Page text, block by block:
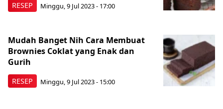
RESEP Minggu, 9 Jul 2023 - 17:00
RESEP
Mudah Banget Nih Cara Membuat
Brownies Coklat yang Enak dan
Gurih
Minggu, 9 Jul 2023 - 15:00